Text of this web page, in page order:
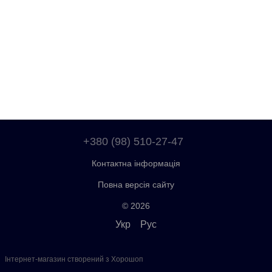
+380 (98) 510-27-47
Контактна інформація
Повна версія сайту
© 2026
Укр Рус
Інтернет-магазин створений з Хорошоп